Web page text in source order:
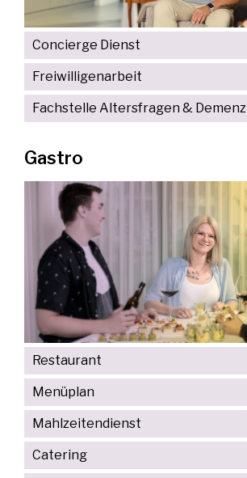
Concierge Dienst
Freiwilligenarbeit
Fachstelle Altersfragen & Demenz
Gastro
Restaurant
Menüplan
Mahlzeitendienst
Catering